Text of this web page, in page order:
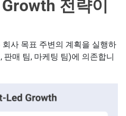
전략이
사 목표 주변의 계획을 실행하
판매 팀, 마케팅 팀)에 의존합니